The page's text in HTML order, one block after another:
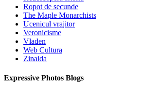
Ropot de secunde
The Maple Monarchists
Ucenicul vrajitor
Veronicisme
Vladen
Web Cultura
Zinaida
Expressive Photos Blogs